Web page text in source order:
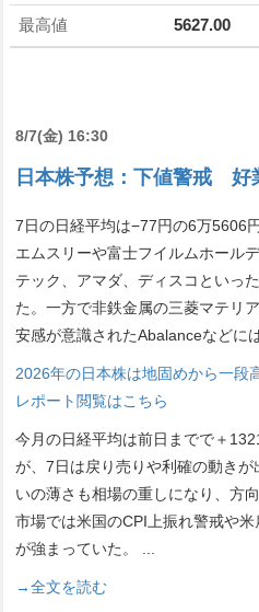
最高値 5627.00
8/7(金) 16:30
日本株予想：下値警戒 好
7日の日経平均は−77円の6万5606
エムスリーや富士フイルムホール
テック、アマダ、ディスコといっ
た。一方で非鉄金属の三菱マテリ
安感が意識されたAbalanceなどに
2026年の日本株は地固めから一
レポート閲覧はこちら
今月の日経平均は前日までで＋
が、7日は戻り売りや利確の動き
いの薄さも相場の重しになり、方
市場では米国のCPI上振れ警戒や
が強まっていた。
...
→全文を読む